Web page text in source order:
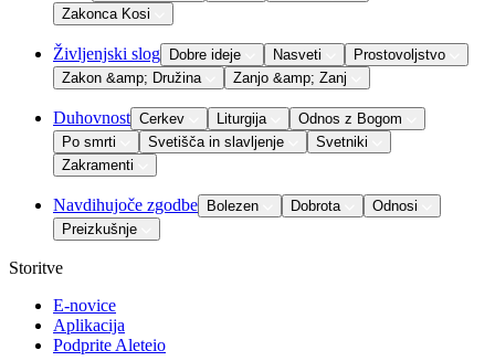
Zakonca Kosi
Življenjski slog Dobre ideje Nasveti
Prostovoljstvo
Zakon &amp; Družina
Zanjo &amp; Zanj
Duhovnost Cerkev Liturgija
Odnos z Bogom
Po smrti
Svetišča in slavljenje
Svetniki
Zakramenti
Navdihujoče zgodbe Bolezen Dobrota
Odnosi
Preizkušnje
Storitve
E-novice
Aplikacija
Podprite Aleteio